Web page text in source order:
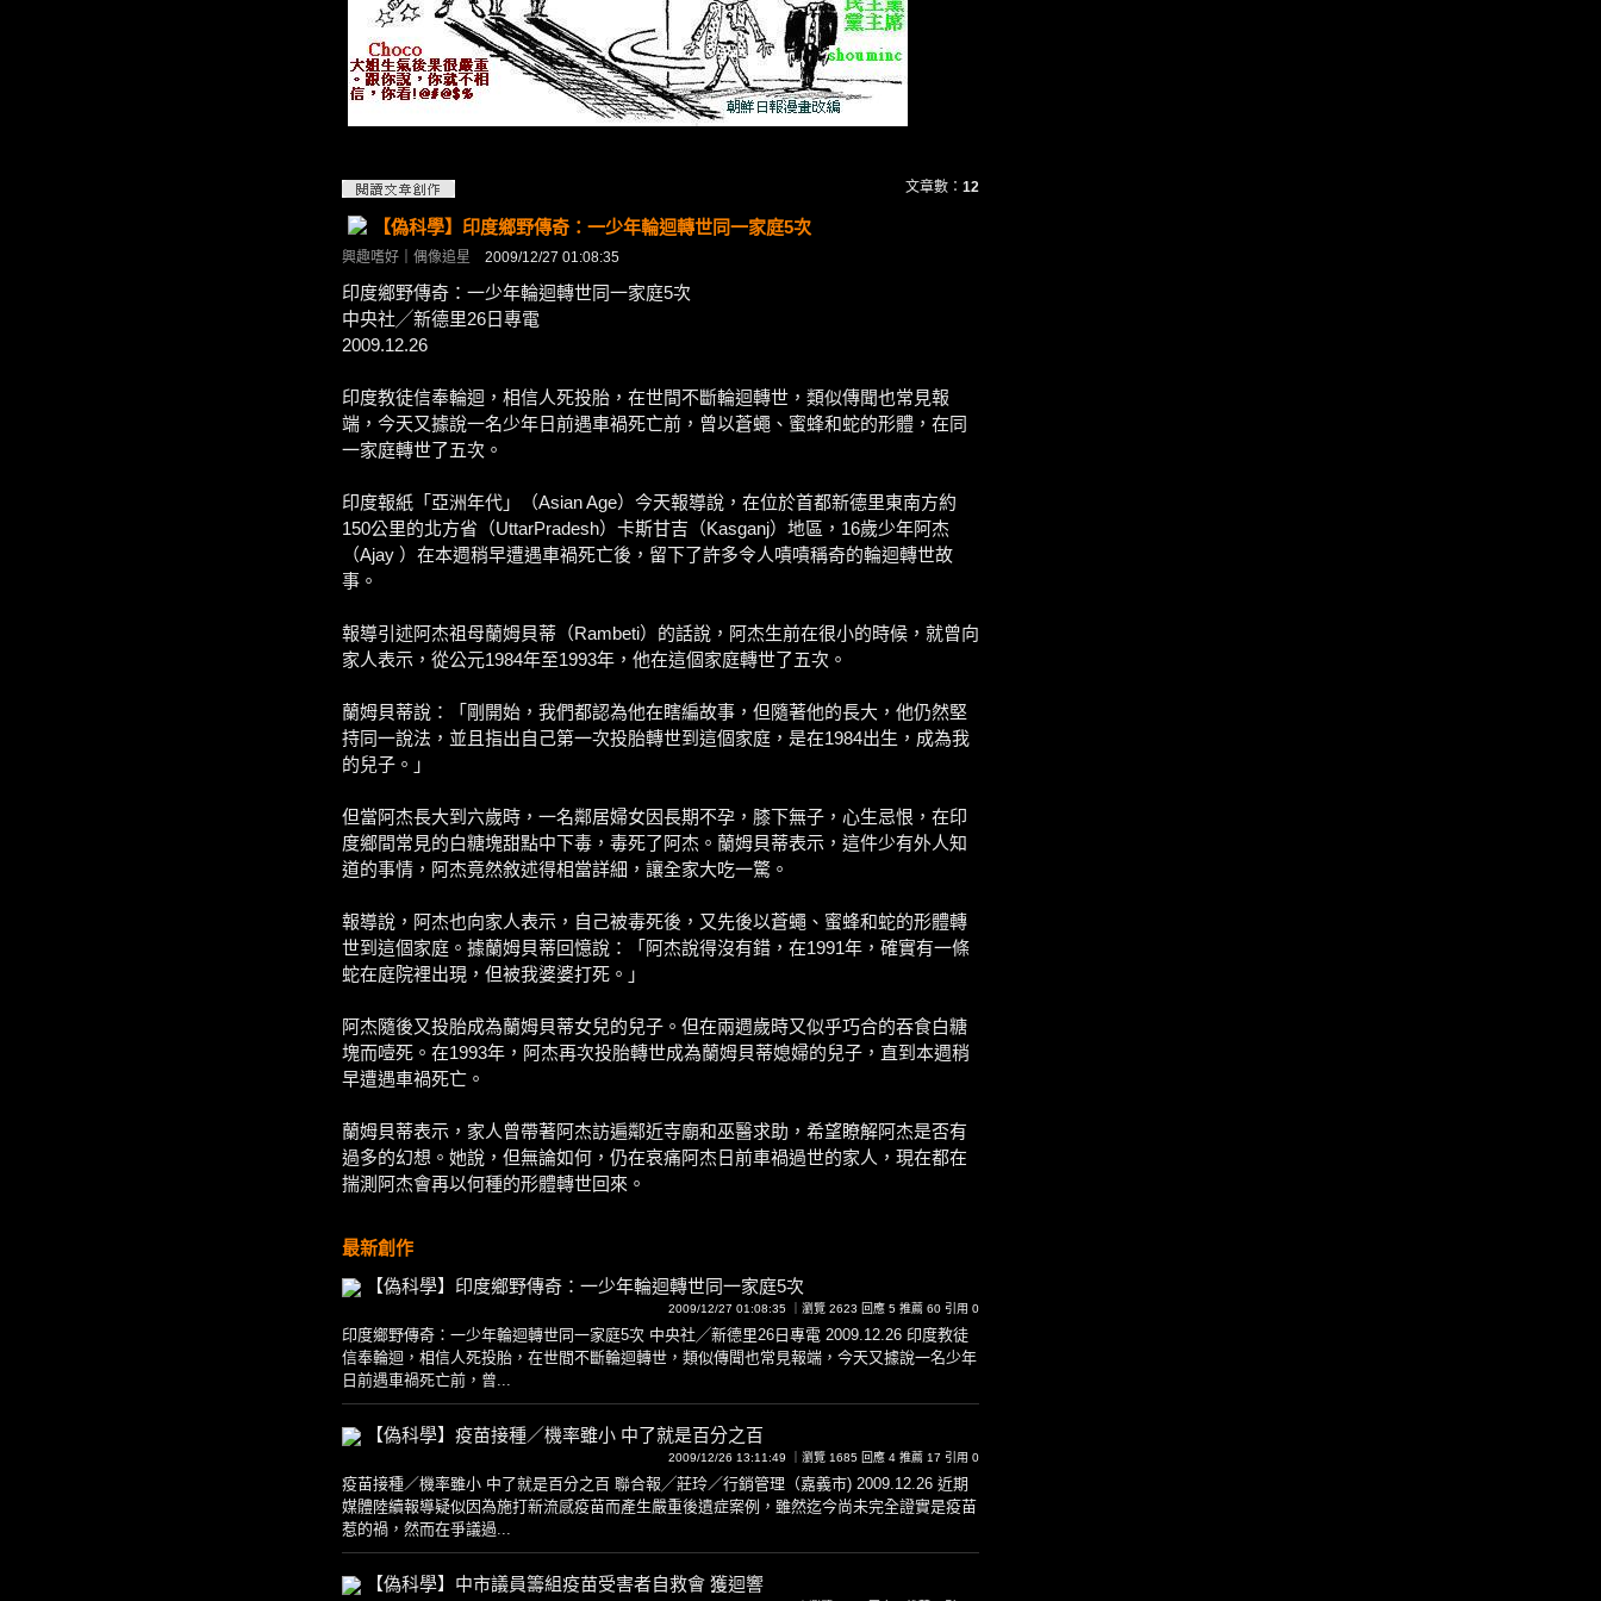
文章數： 12
【偽科學】印度鄉野傳奇：一少年輪迴轉世同一家庭5次
興趣嗜好 偶像追星 2009/12/27 01:08:35
印度鄉野傳奇：一少年輪迴轉世同一家庭5次
中央社╱新德里26日專電
2009.12.26
印度教徒信奉輪迴，相信人死投胎，在世間不斷輪迴轉世，類似傳聞也常見報
端，今天又據說一名少年日前遇車禍死亡前，曾以蒼蠅、蜜蜂和蛇的形體，在同
一家庭轉世了五次。
印度報紙「亞洲年代」（Asian Age）今天報導說，在位於首都新德里東南方約
150公里的北方省（UttarPradesh）卡斯甘吉（Kasganj）地區，16歲少年阿杰
（Ajay ）在本週稍早遭遇車禍死亡後，留下了許多令人嘖嘖稱奇的輪迴轉世故
事。
報導引述阿杰祖母蘭姆貝蒂（Rambeti）的話說，阿杰生前在很小的時候，就曾向
家人表示，從公元1984年至1993年，他在這個家庭轉世了五次。
蘭姆貝蒂說：「剛開始，我們都認為他在瞎編故事，但隨著他的長大，他仍然堅
持同一說法，並且指出自己第一次投胎轉世到這個家庭，是在1984出生，成為我
的兒子。」
但當阿杰長大到六歲時，一名鄰居婦女因長期不孕，膝下無子，心生忌恨，在印
度鄉間常見的白糖塊甜點中下毒，毒死了阿杰。蘭姆貝蒂表示，這件少有外人知
道的事情，阿杰竟然敘述得相當詳細，讓全家大吃一驚。
報導說，阿杰也向家人表示，自己被毒死後，又先後以蒼蠅、蜜蜂和蛇的形體轉
世到這個家庭。據蘭姆貝蒂回憶說：「阿杰說得沒有錯，在1991年，確實有一條
蛇在庭院裡出現，但被我婆婆打死。」
阿杰隨後又投胎成為蘭姆貝蒂女兒的兒子。但在兩週歲時又似乎巧合的吞食白糖
塊而噎死。在1993年，阿杰再次投胎轉世成為蘭姆貝蒂媳婦的兒子，直到本週稍
早遭遇車禍死亡。
蘭姆貝蒂表示，家人曾帶著阿杰訪遍鄰近寺廟和巫醫求助，希望瞭解阿杰是否有
過多的幻想。她說，但無論如何，仍在哀痛阿杰日前車禍過世的家人，現在都在
揣測阿杰會再以何種的形體轉世回來。
最新創作
【偽科學】印度鄉野傳奇：一少年輪迴轉世同一家庭5次
2009/12/27 01:08:35 ｜瀏覽 2623 回應 5 推薦 60 引用 0
印度鄉野傳奇：一少年輪迴轉世同一家庭5次 中央社╱新德里26日專電 2009.12.26 印度教徒
信奉輪迴，相信人死投胎，在世間不斷輪迴轉世，類似傳聞也常見報端，今天又據說一名少年
日前遇車禍死亡前，曾...
【偽科學】疫苗接種／機率雖小 中了就是百分之百
2009/12/26 13:11:49 ｜瀏覽 1685 回應 4 推薦 17 引用 0
疫苗接種／機率雖小 中了就是百分之百 聯合報╱莊玲／行銷管理（嘉義市) 2009.12.26 近期
媒體陸續報導疑似因為施打新流感疫苗而產生嚴重後遺症案例，雖然迄今尚未完全證實是疫苗
惹的禍，然而在爭議過...
【偽科學】中市議員籌組疫苗受害者自救會 獲迴響